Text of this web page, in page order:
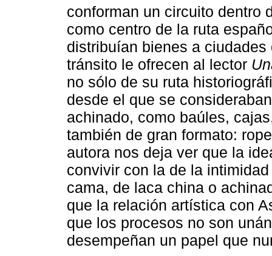
conforman un circuito dentro
como centro de la ruta
distribuían bienes a
tránsito le ofrecen al lector
no sólo de su ruta
desde el que se
achinado, como baúles,
también de gran formato:
autora nos deja ver que la
convivir con la de la
cama, de laca china o
que la relación artística con
que los procesos no son
desempeñan un papel que